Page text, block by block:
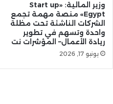
وزير المالية: «Start up
Egypt» منصة مهمة تجمع
الشركات الناشئة تحت مظلة
واحدة وتسهم في تطوير
ريادة الأعمال– المؤشرات نت
يونيو 17, 2026